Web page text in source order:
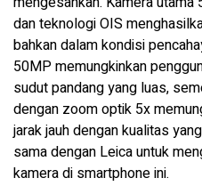
dan teknologi OIS
bahkan dalam kondisi
50MP memungkinkan
sudut pandang yang luas,
dengan zoom optik 5x
jarak jauh dengan kualitas
sama dengan Leica untuk
kamera di smartphone ini.